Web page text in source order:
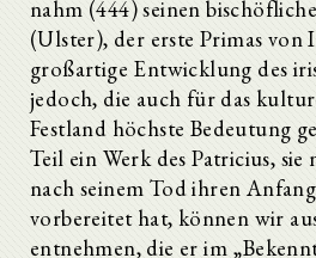
nahm (444) seinen
(Ulster), der erste Primas von
großartige Entwicklung des
jedoch, die auch für das
Festland höchste Bedeutung
Teil ein Werk des Patricius,
nach seinem Tod ihren
vorbereitet hat, können wir
entnehmen, die er im